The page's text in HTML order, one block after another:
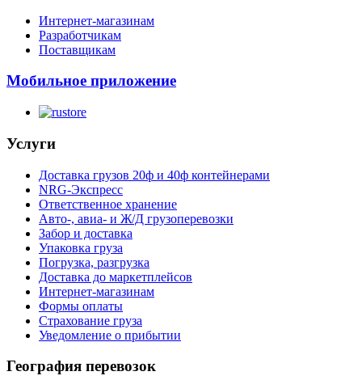
Интернет-магазинам
Разработчикам
Поставщикам
Мобильное приложение
Услуги
Доставка грузов 20ф и 40ф контейнерами
NRG-Экспресс
Ответственное хранение
Авто-, авиа- и Ж/Д грузоперевозки
Забор и доставка
Упаковка груза
Погрузка, разгрузка
Доставка до маркетплейсов
Интернет-магазинам
Формы оплаты
Страхование груза
Уведомление о прибытии
География перевозок